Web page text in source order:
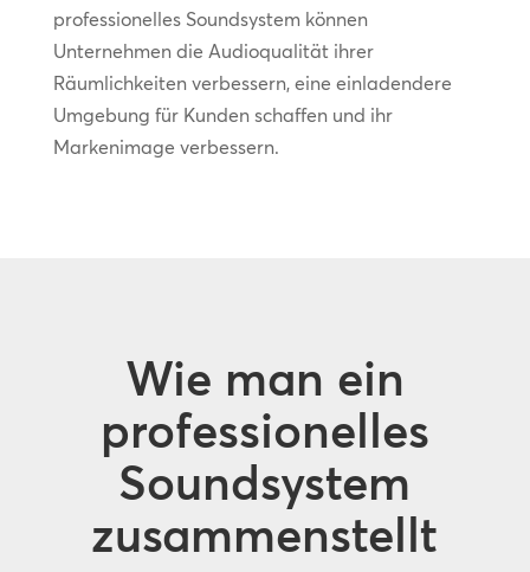
professionelles Soundsystem können
Unternehmen die Audioqualität ihrer
Räumlichkeiten verbessern, eine einladendere
Umgebung für Kunden schaffen und ihr
Markenimage verbessern.
Wie man ein
professionelles
Soundsystem
zusammenstellt